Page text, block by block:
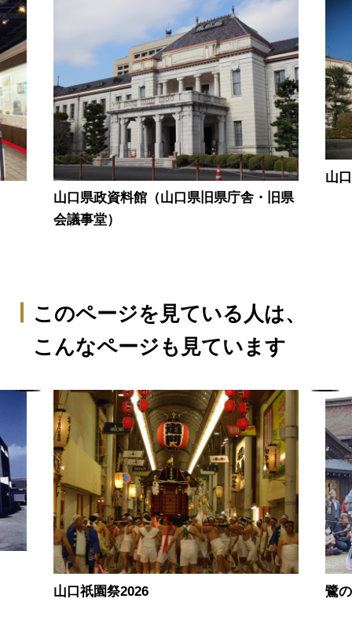
山口県政資料館（山口県旧県庁舎・旧県
会議事堂）
山
このページを見ている人は、
こんなページも見ています
山口祇園祭2026 鷺